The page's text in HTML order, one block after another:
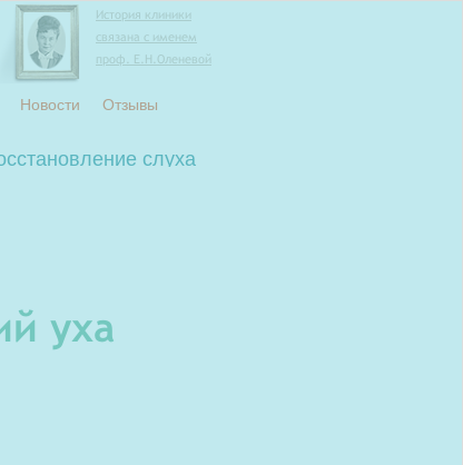
История клиники
связана с именем
проф. Е.Н.Оленевой
Новости Отзывы
слуха
уха